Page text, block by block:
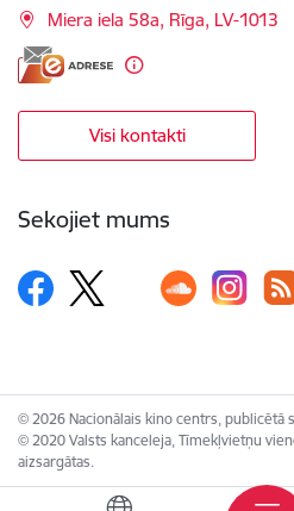
Miera iela 58a, Rīga, LV-1013
Visi kontakti
Sekojiet mums
© 2026 Nacionālais kino centrs, publicētā
© 2020 Valsts kanceleja, Tīmekļvietņu
aizsargātas.